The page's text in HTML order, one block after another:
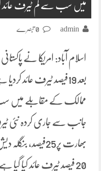
میں سب سے کم ٹیرف عائد
admin
بعد 19فیصد ٹیرف عائد
ممالک کے مقابلے میں
جانب سے جاری کردہ نئی
بھارت پر25فیصد،
20 فیصد ٹیرف عائد کیا